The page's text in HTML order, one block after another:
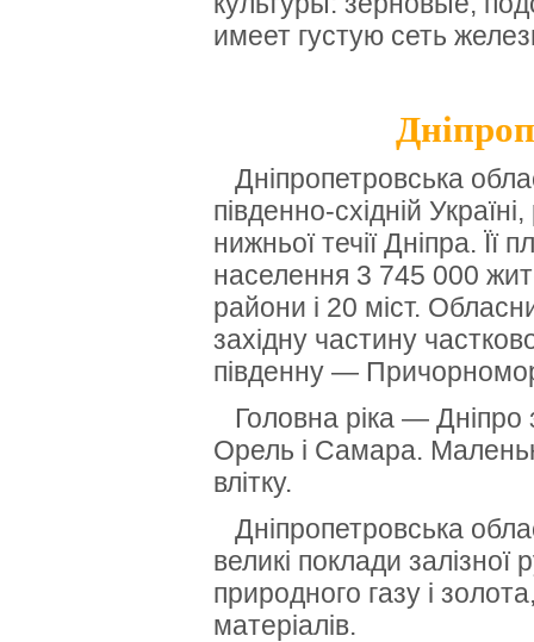
имеет густую сеть
Дніпропетровська
південно-східній
нижньої течії Дніпра. Її
населення 3 745 000
райони і 20 міст.
західну частину
південну —
Головна ріка — Дніпро
Орель і Самара.
влітку.
Дніпропетровська
великі поклади
природного газу і
матеріалів.